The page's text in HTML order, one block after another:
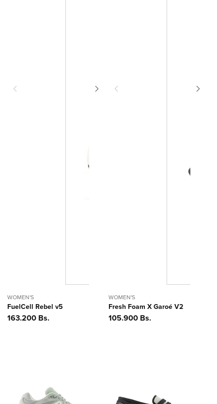
WOMEN'S
FuelCell Rebel v5
Precio
163.200 Bs.
WOMEN'S
Fresh Foam X Garoé V2
Precio
105.900 Bs.